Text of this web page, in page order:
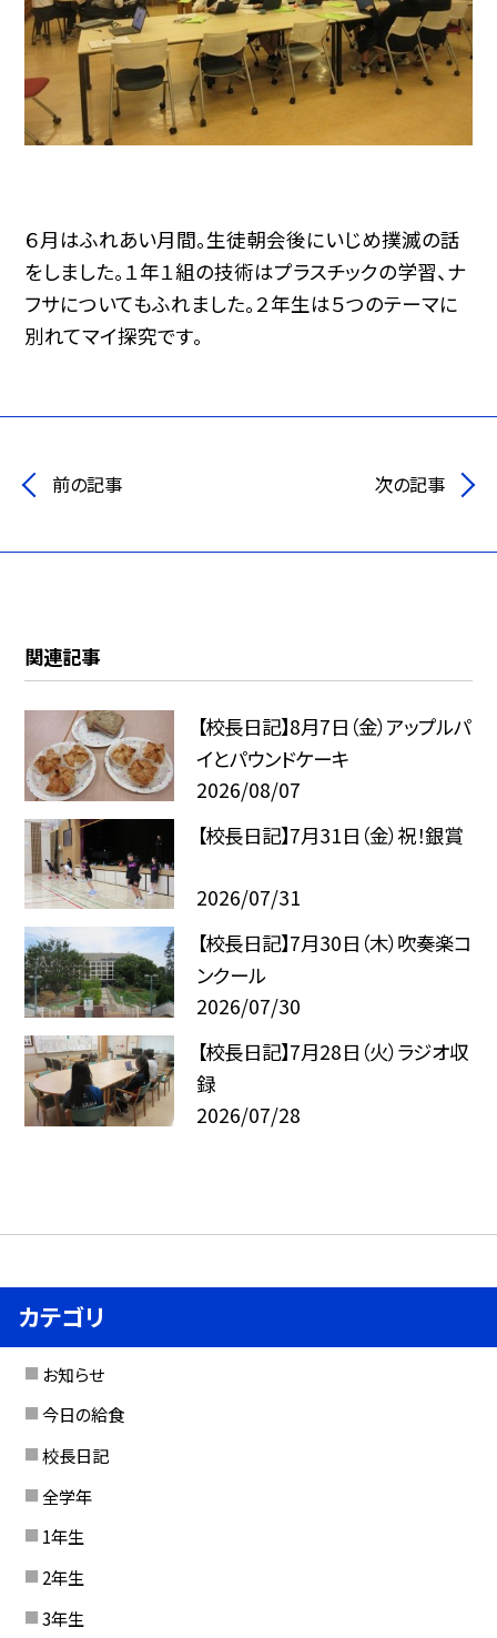
６月はふれあい月間。生徒朝会後にいじめ撲滅の話
をしました。１年１組の技術はプラスチックの学習、ナ
フサについてもふれました。２年生は５つのテーマに
別れてマイ探究です。
前の記事 次の記事
関連記事
【校長日記】8月7日（金）アップルパ
イとパウンドケーキ
2026/08/07
【校長日記】7月31日（金）祝！銀賞
2026/07/31
【校長日記】7月30日（木）吹奏楽コ
ンクール
2026/07/30
【校長日記】7月28日（火）ラジオ収
録
2026/07/28
カテゴリ
お知らせ
今日の給食
校長日記
全学年
1年生
2年生
3年生